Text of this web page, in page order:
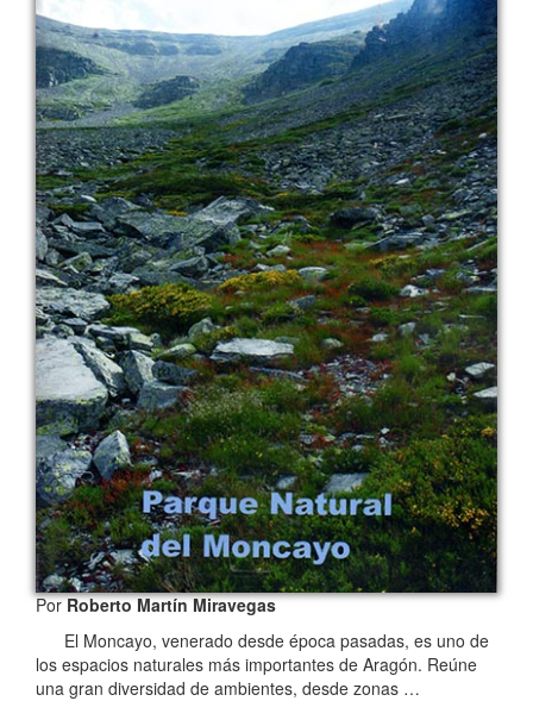
PorRoberto Martín Miravegas
El Moncayo, venerado desde época pasadas, es uno de
los espacios naturales más importantes de Aragón. Reúne
una gran diversidad de ambientes, desde zonas …